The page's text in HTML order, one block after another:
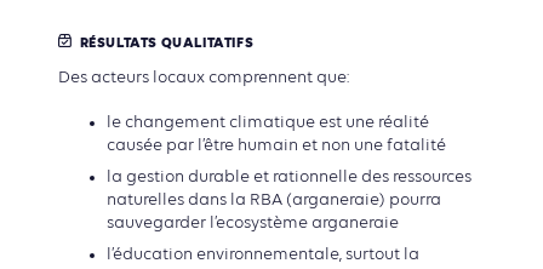
RÉSULTATS QUALITATIFS
Des acteurs locaux comprennent que:
le changement climatique est une réalité
causée par l’être humain et non une fatalité
la gestion durable et rationnelle des ressources
naturelles dans la RBA (arganeraie) pourra
sauvegarder l’ecosystème arganeraie
l’éducation environnementale, surtout la